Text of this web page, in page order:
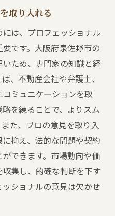
取り入れる
は、プロフェッショナル
です。大阪府泉佐野市の
ため、専門家の知識と経
、不動産会社や弁護士、
ミュニケーションを取
を練ることで、よりスム
た、プロの意見を取り入
抑え、法的な問題や契約
できます。市場動向や価
集し、的確な判断を下す
ショナルの意見は欠かせ